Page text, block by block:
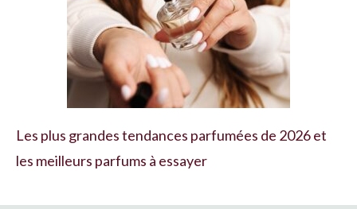
Les plus grandes tendances parfumées de 2026 et
les meilleurs parfums à essayer